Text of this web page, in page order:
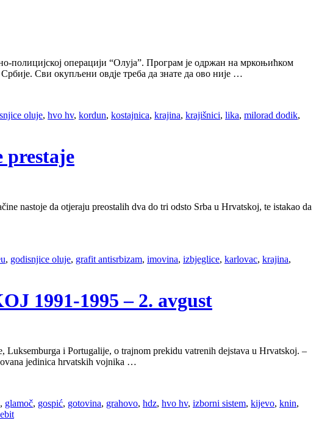
полицијској операцији “Олуја”. Програм је одржан на мркоњићком
Сви окупљени овдје треба да знате да ово није …
oluje, hvo hv, kordun, kostajnica, krajina, krajišnici, lika, milorad dodik,
prestaje
nastoje da otjeraju preostalih dva do tri odsto Srba u Hrvatskoj, te istakao da
, godisnjice oluje, grafit antisrbizam, imovina, izbjeglice, karlovac, krajina,
1991-1995 – 2. avgust
i Portugalije, o trajnom prekidu vatrenih dejstava u Hrvatskoj. –
jedinica hrvatskih vojnika …
, glamoč, gospić, gotovina, grahovo, hdz, hvo hv, izborni sistem, kijevo, knin,